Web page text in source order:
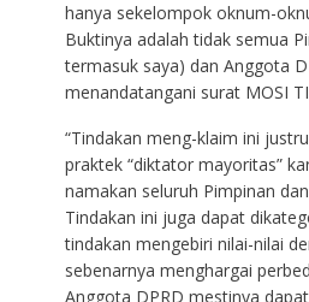
hanya sekelompok oknum-
Buktinya adalah tidak semua
termasuk saya) dan Anggota
menandatangani surat MOSI
“Tindakan meng-klaim ini
praktek “diktator mayoritas”
namakan seluruh Pimpinan
Tindakan ini juga dapat
tindakan mengebiri nilai-nilai
sebenarnya menghargai
Anggota DPRD mestinya